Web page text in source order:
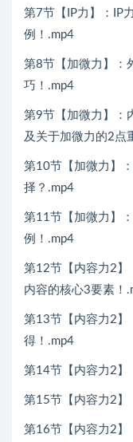
第7节【IP力】：IP
例！.mp4
第8节【加微力】：
巧！.mp4
第9节【加微力】：
及关于加微力的2点
第10节【加微力】
择？.mp4
第11节【加微力】
例！.mp4
第12节【内容力2】
内容的核心3要素！
第13节【内容力2】
得！.mp4
第14节【内容力2】
第15节【内容力2】
第16节【内容力2】